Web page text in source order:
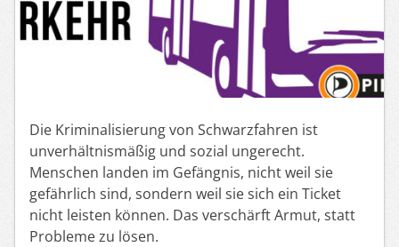
Die Kriminalisierung von Schwarzfahren ist
unverhältnismäßig und sozial ungerecht.
Menschen landen im Gefängnis, nicht weil sie
gefährlich sind, sondern weil sie sich ein Ticket
nicht leisten können. Das verschärft Armut, statt
Probleme zu lösen.